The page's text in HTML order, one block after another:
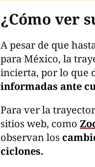
¿Cómo ver
A pesar de que
para México, la
incierta, por lo que
informadas ante
Para ver la
sitios web, como
observan los
ciclones.